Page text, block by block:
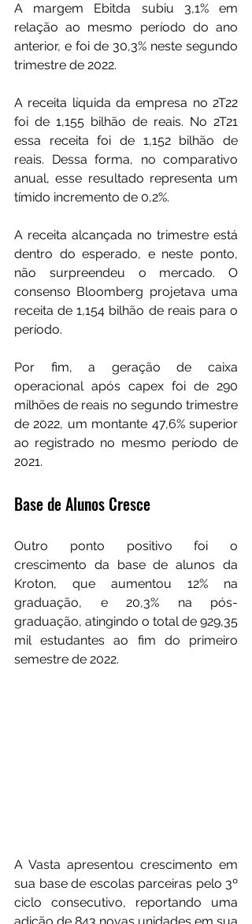
A margem Ebitda subiu 3,1% em
relação ao mesmo período do ano
anterior, e foi de 30,3% neste segundo
trimestre de 2022.
A receita líquida da empresa no 2T22
foi de 1,155 bilhão de reais. No 2T21
essa receita foi de 1,152 bilhão de
reais. Dessa forma, no comparativo
anual, esse resultado representa um
tímido incremento de 0,2%.
A receita alcançada no trimestre está
dentro do esperado, e neste ponto,
não surpreendeu o mercado. O
consenso Bloomberg projetava uma
receita de 1,154 bilhão de reais para o
período.
Por fim, a geração de caixa
operacional após capex foi de 290
milhões de reais no segundo trimestre
de 2022, um montante 47,6% superior
ao registrado no mesmo período de
2021.
Base de Alunos Cresce
Outro ponto positivo foi o
crescimento da base de alunos da
Kroton, que aumentou 12% na
graduação, e 20,3% na pós-
graduação, atingindo o total de 929,35
mil estudantes ao fim do primeiro
semestre de 2022.
A Vasta apresentou crescimento em
sua base de escolas parceiras pelo 3º
ciclo consecutivo, reportando uma